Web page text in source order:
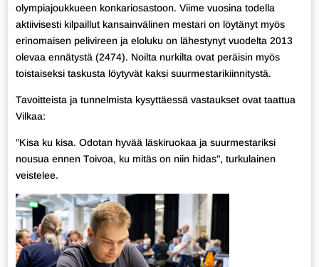
olympiajoukkueen konkariosastoon. Viime vuosina todella
aktiivisesti kilpaillut kansainvälinen mestari on löytänyt myös
erinomaisen pelivireen ja eloluku on lähestynyt vuodelta 2013
olevaa ennätystä (2474). Noilta nurkilta ovat peräisin myös
toistaiseksi taskusta löytyvät kaksi suurmestarikiinnitystä.
Tavoitteista ja tunnelmista kysyttäessä vastaukset ovat taattua
Vilkaa:
”Kisa ku kisa. Odotan hyvää läskiruokaa ja suurmestariksi
nousua ennen Toivoa, ku mitäs on niin hidas”, turkulainen
veistelee.